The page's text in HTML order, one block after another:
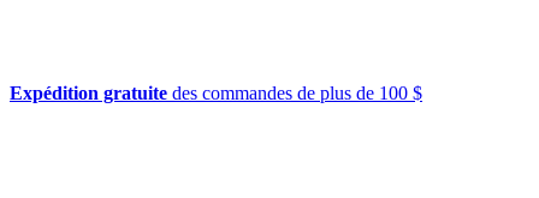
Expédition gratuite des commandes de plus de 100 $